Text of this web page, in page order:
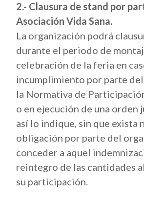
2.- Clausura de stand por
Asociación Vida Sana.
La organización podrá
durante el periodo de
celebración de la feria en
incumplimiento por parte
la Normativa de
o en ejecución de una orden
así lo indique, sin que exista
obligación por parte del
conceder a aquel
reintegro de las cantidades
su participación.